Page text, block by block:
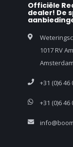
Officiële
dealer! De
1017 RV
+31 (0)6 46
+31 (0)6 46